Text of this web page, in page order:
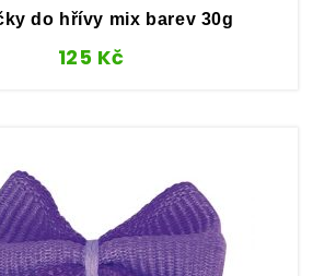
do hřívy mix barev 30g
125 Kč